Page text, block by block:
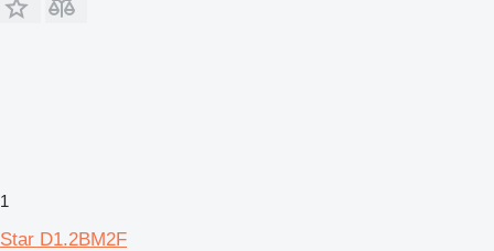
1
Star D1.2BM2F